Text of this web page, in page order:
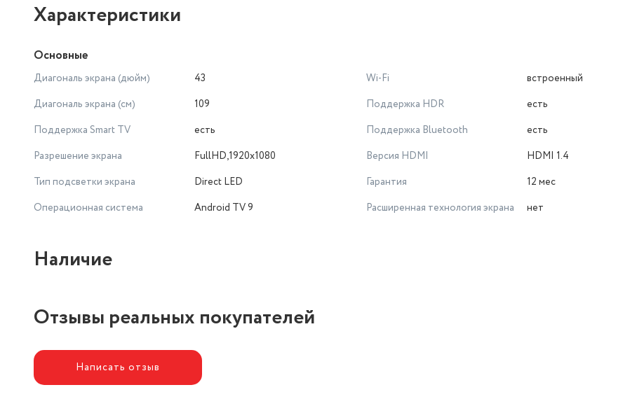
Характеристики
Основные
Диагональ экрана (дюйм)
43
Диагональ экрана (см)
109
Поддержка Smart TV
есть
Разрешение экрана
FullHD,1920х1080
Тип подсветки экрана
Direct LED
Операционная система
Android TV 9
Wi-Fi
встроенный
Поддержка HDR
есть
Поддержка Bluetooth
есть
Версия HDMI
HDMI 1.4
Гарантия
12 мес
Расширенная технология экрана
нет
Наличие
Отзывы реальных покупателей
Написать отзыв